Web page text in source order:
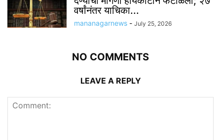
वर्षांनंतर याचिका...
mananagarnews - July 25, 2026
NO COMMENTS
LEAVE A REPLY